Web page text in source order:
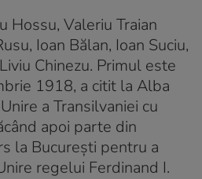
Hossu, Valeriu Traian
Ioan Bălan, Ioan Suciu,
Chinezu. Primul este
1918, a citit la Alba
a Transilvaniei cu
apoi parte din
la București pentru a
regelui Ferdinand I.